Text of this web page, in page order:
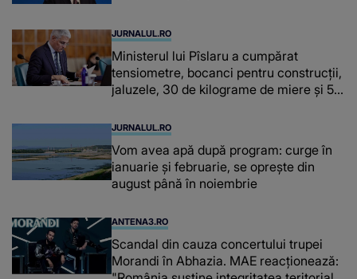
JURNALUL.RO
Ministerul lui Pîslaru a cumpărat
tensiometre, bocanci pentru construcții,
jaluzele, 30 de kilograme de miere și 50
JURNALUL.RO
Vom avea apă după program: curge în
ianuarie și februarie, se oprește din
august până în noiembrie
ANTENA3.RO
Scandal din cauza concertului trupei
Morandi în Abhazia. MAE reacționează: